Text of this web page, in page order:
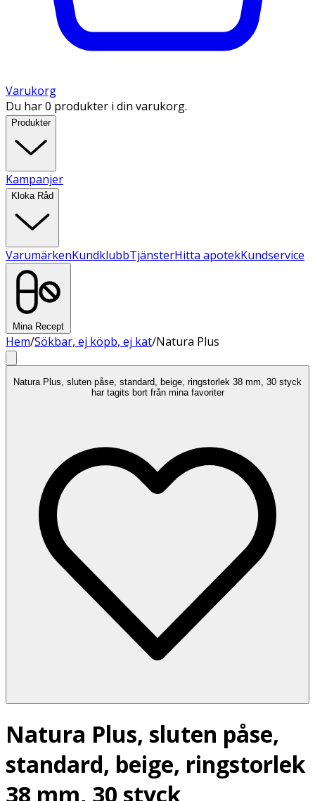
Varukorg
Du har 0 produkter i din varukorg.
Produkter
Kampanjer
Kloka Råd
VarumärkenKundklubbTjänsterHitta apotekKundservice
Mina Recept
Hem/Sökbar, ej köpb, ej kat/Natura Plus
Natura Plus, sluten påse, standard, beige, ringstorlek 38 mm, 30 styck
har tagits bort från mina favoriter
Natura Plus, sluten påse,
standard, beige, ringstorlek
38 mm, 30 styck